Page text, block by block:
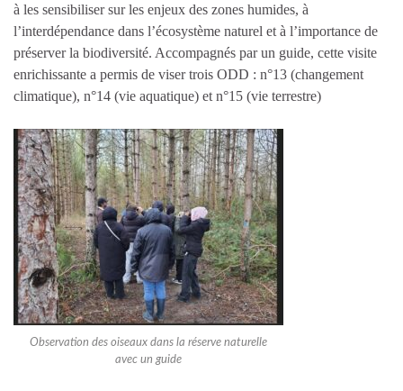
à les sensibiliser sur les enjeux des zones humides, à
l’interdépendance dans l’écosystème naturel et à l’importance de
préserver la biodiversité. Accompagnés par un guide, cette visite
enrichissante a permis de viser trois ODD : n°13 (changement
climatique), n°14 (vie aquatique) et n°15 (vie terrestre)
Observation des oiseaux dans la réserve naturelle
avec un guide